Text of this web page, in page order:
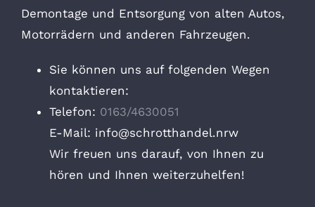
Demontage und Entsorgung von alten Autos,
Motorrädern und anderen Fahrzeugen.
Sie können uns auf folgenden Wegen
kontaktieren:
Telefon: 0163/4630051
E-Mail: info@schrotthandel.nrw
Wir freuen uns darauf, von Ihnen zu
hören und Ihnen weiterzuhelfen!